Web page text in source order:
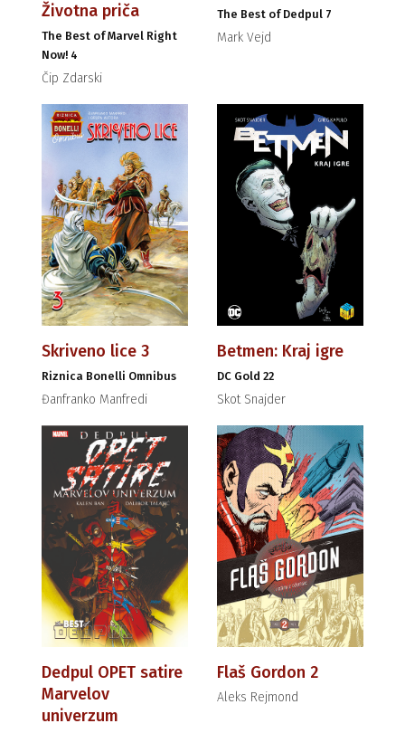
Životna priča
The Best of Marvel Right
Now! 4
Čip Zdarski
The Best of Dedpul 7
Mark Vejd
Skriveno lice 3
Riznica Bonelli Omnibus
Đanfranko Manfredi
Betmen: Kraj igre
DC Gold 22
Skot Snajder
Dedpul OPET satire
Marvelov
univerzum
Flaš Gordon 2
Aleks Rejmond